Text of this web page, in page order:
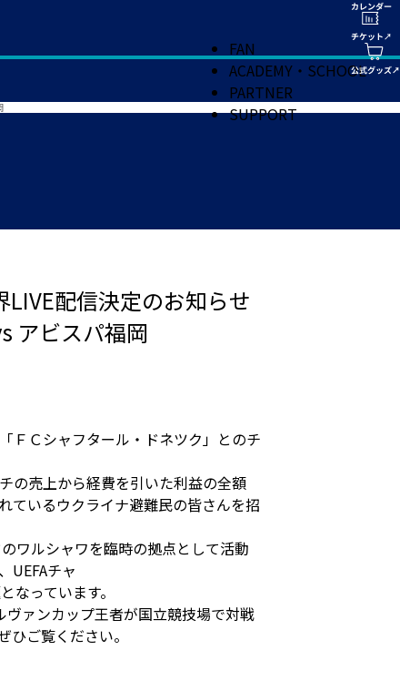
FAN
ACADEMY・SCHOOL
PARTNER
SUPPORT
配信決定のお知らせ
アビスパ福岡
ＦＣシャフタール・ドネツク」とのチ
の売上から経費を引いた利益の全額
ているウクライナ避難民の皆さんを招
ワルシャワを臨時の拠点として活動
UEFAチャ
っています。
ァンカップ王者が国立競技場で対戦
ご覧ください。